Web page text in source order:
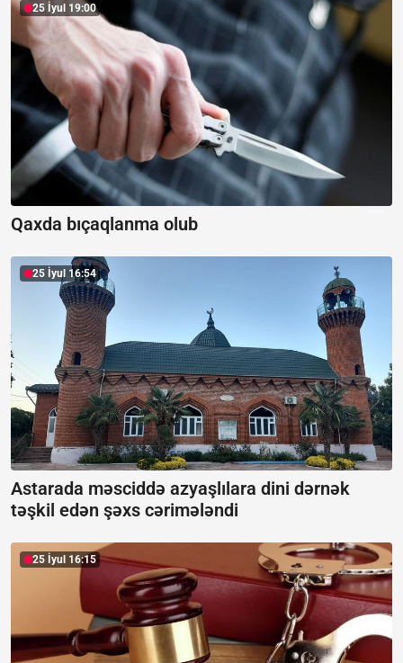
25 İyul 19:00
Qaxda bıçaqlanma olub
25 İyul 16:54
Astarada məsciddə azyaşlılara dini dərnək
təşkil edən şəxs cərimələndi
25 İyul 16:15